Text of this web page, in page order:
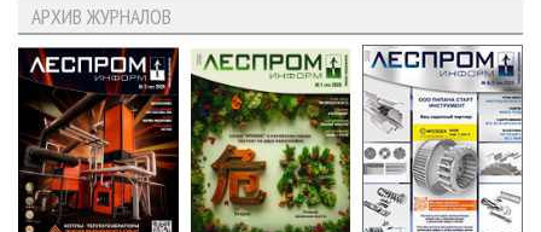
АРХИВ ЖУРНАЛОВ